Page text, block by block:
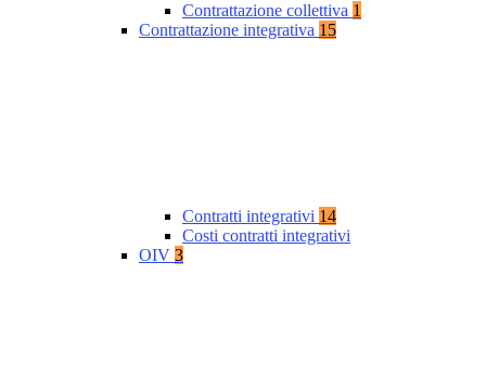
Contrattazione collettiva 1
Contrattazione integrativa 15
Contratti integrativi 14
Costi contratti integrativi
OIV 3